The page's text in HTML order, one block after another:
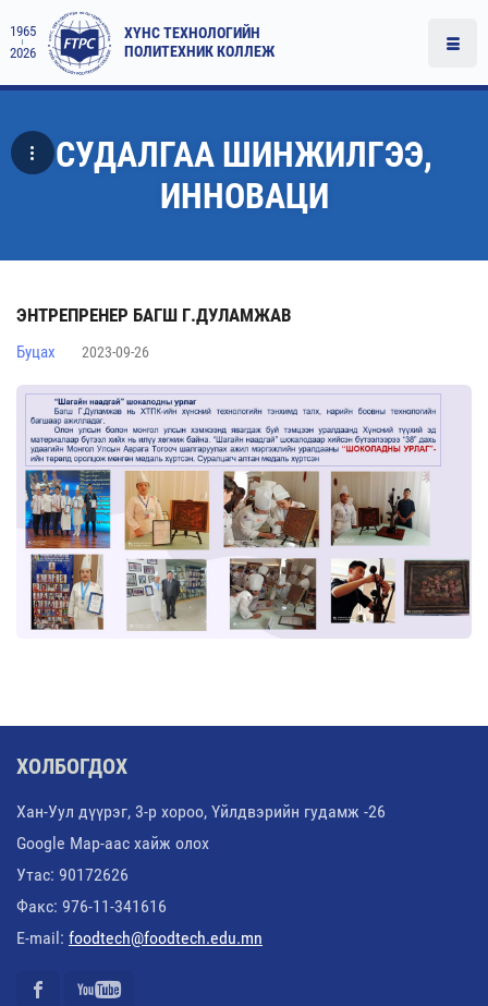
1965
2026
ХҮНС ТЕХНОЛОГИЙН
ПОЛИТЕХНИК КОЛЛЕЖ
СУДАЛГАА ШИНЖИЛГЭЭ,
ИННОВАЦИ
ЭНТРЕПРЕНЕР БАГШ Г.ДУЛАМЖАВ
Буцах 2023-09-26
ХОЛБОГДОХ
Хан-Уул дүүрэг, 3-р хороо, Үйлдвэрийн гудамж -26
Google Map-аас хайж олох
Утас: 90172626
Факс: 976-11-341616
E-mail: foodtech@foodtech.edu.mn